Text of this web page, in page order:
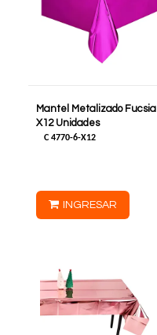
Mantel Metalizado Fucsia
X12 Unidades
C 4770-6-X12
INGRESAR